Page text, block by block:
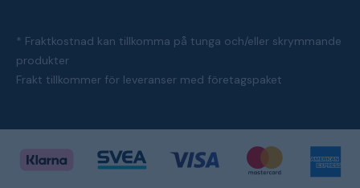
* Fraktkostnad kan tillkomma på tunga och/eller skrymmande
produkter
Frakt tillkommer för leveranser med företagspaket